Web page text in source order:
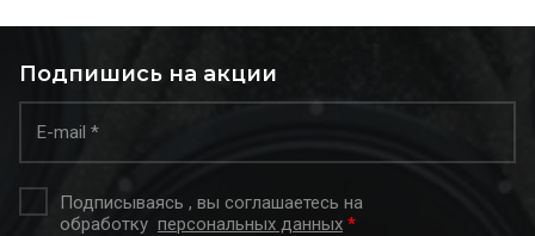
Подпишись на акции
Подписываясь , вы соглашаетесь на
обработку персональных данных *